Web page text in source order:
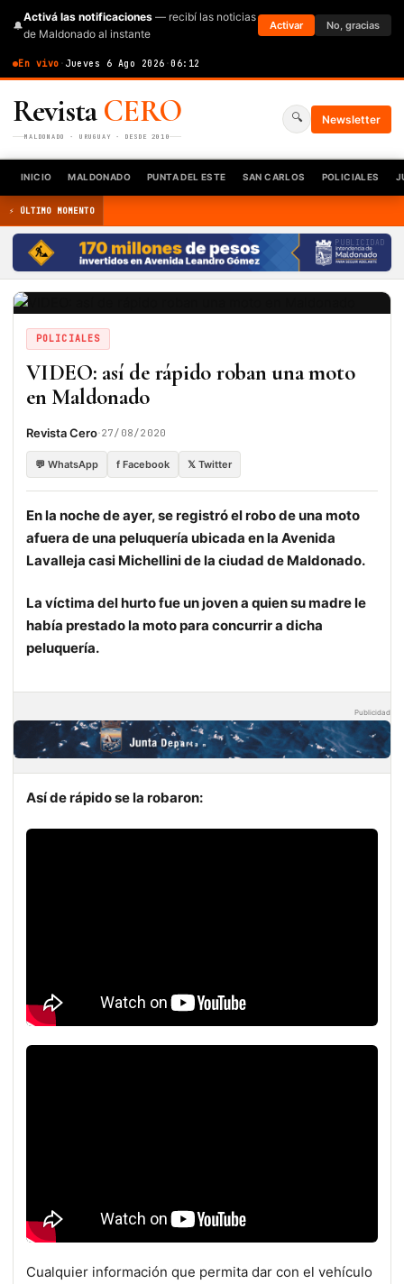
🔔
Activá las notificaciones — recibí las noticias
de Maldonado al instante
Activar No, gracias
En vivo · Jueves 6 Ago 2026 ·06:12
RevistaCERO
MALDONADO · URUGUAY · DESDE 2010
🔍 Newsletter
INICIO MALDONADO PUNTA DEL ESTE SAN CARLOS POLICIALES
⚡ ÚLTIMO MOMENTO
PUBLICIDAD
POLICIALES
VIDEO: así de rápido roban una moto
en Maldonado
Revista Cero·27/08/2020
💬 WhatsApp f Facebook 𝕏 Twitter
En la noche de ayer, se registró el robo de una moto
afuera de una peluquería ubicada en la Avenida
Lavalleja casi Michellini de la ciudad de Maldonado.
La víctima del hurto fue un joven a quien su madre le
había prestado la moto para concurrir a dicha
peluquería.
Publicidad
Así de rápido se la robaron:
Cualquier información que permita dar con el vehículo